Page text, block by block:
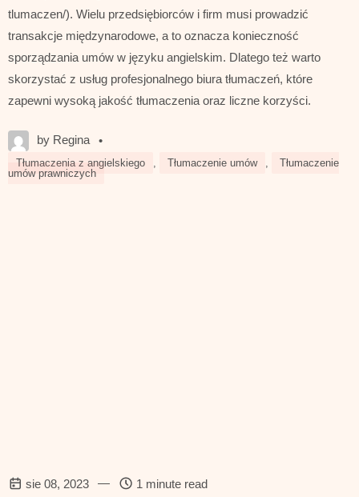
tlumaczen/). Wielu przedsiębiorców i firm musi prowadzić
transakcje międzynarodowe, a to oznacza konieczność
sporządzania umów w języku angielskim. Dlatego też warto
skorzystać z usług profesjonalnego biura tłumaczeń, które
zapewni wysoką jakość tłumaczenia oraz liczne korzyści.
by Regina •
Tłumaczenia z angielskiego Tłumaczenie umów
Tłumaczenie
umów prawniczych
sie 08, 2023 — 1 minute read